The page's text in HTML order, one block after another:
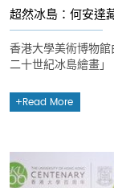
超然冰島：何安達
香港大學美術博物
二十世紀冰島繪畫
Read More